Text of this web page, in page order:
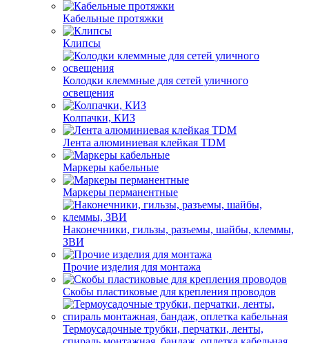
Кабельные протяжки
Клипсы
Колодки клеммные для сетей уличного
освещения
Колпачки, КИЗ
Лента алюминиевая клейкая TDM
Маркеры кабельные
Маркеры перманентные
Наконечники, гильзы, разъемы, шайбы, клеммы,
ЗВИ
Прочие изделия для монтажа
Скобы пластиковые для крепления проводов
Термоусадочные трубки, перчатки, ленты,